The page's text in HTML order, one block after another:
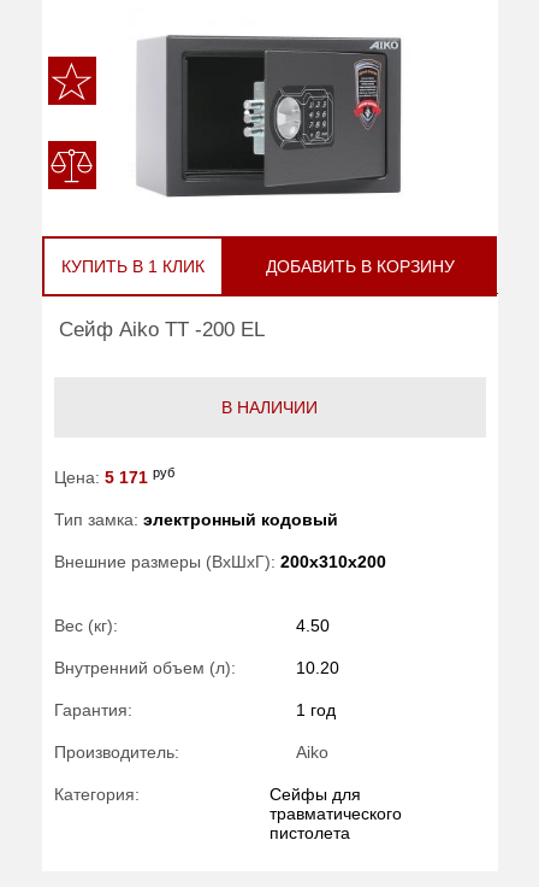
КУПИТЬ В 1 КЛИК ДОБАВИТЬ В КОРЗИНУ
Сейф Aiko TT -200 EL
В НАЛИЧИИ
Цена: 5 171 руб
Тип замка: электронный кодовый
Внешние размеры (ВхШхГ): 200x310x200
Вес (кг): 4.50
Внутренний объем (л): 10.20
Гарантия: 1 год
Производитель: Aiko
Категория:
Сейфы для
травматического
пистолета